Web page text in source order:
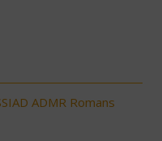
ADMR Romans